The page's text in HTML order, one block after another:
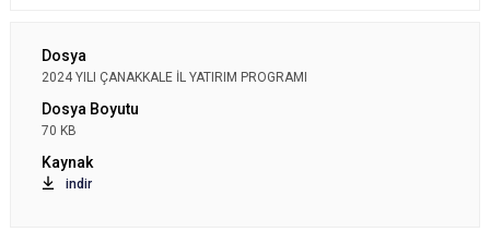
2024 YILI ÇANAKKALE İL YATIRIM PROGRAMI
70 KB
indir